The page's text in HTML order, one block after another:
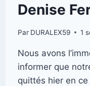
Denise
Par DURALEX59 1
Nous avons
informer que
quittés hier en